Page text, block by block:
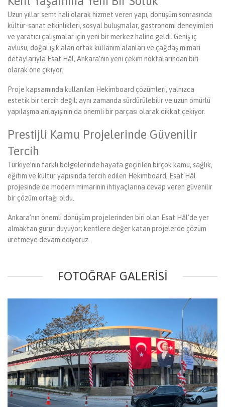
Uzun yıllar semt hali olarak hizmet veren yapı, dönüşüm sonrasında
kültür-sanat etkinlikleri, sosyal buluşmalar, gastronomi deneyimleri
ve yaratıcı çalışmalar için yeni bir merkez haline geldi. Geniş iç
avlusu, doğal ışık alan ortak kullanım alanları ve çağdaş mimari
detaylarıyla Esat Hâl, Ankara’nın yeni çekim noktalarından biri
olarak öne çıkıyor.
Proje kapsamında kullanılan Hekimboard çözümleri, yalnızca
estetik bir tercih değil; aynı zamanda sürdürülebilir ve uzun ömürlü
yapılaşma anlayışının da önemli bir parçası olarak dikkat çekiyor.
Prestijli Kamu Projelerinde Güvenilir
Tercih
Türkiye’nin farklı bölgelerinde hayata geçirilen birçok kamu, sağlık,
eğitim ve kültür yapısında tercih edilen Hekimboard, Esat Hâl
projesinde de modern mimarinin ihtiyaçlarına cevap veren güvenilir
bir çözüm ortağı oldu.
Ankara’nın önemli dönüşüm projelerinden biri olan Esat Hâl’de yer
almaktan gurur duyuyor; kentlere değer katan projelerde çözüm
üretmeye devam ediyoruz.
FOTOĞRAF GALERISI